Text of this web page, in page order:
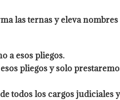
las ternas y eleva
a esos pliegos.
pliegos y solo
todos los cargos